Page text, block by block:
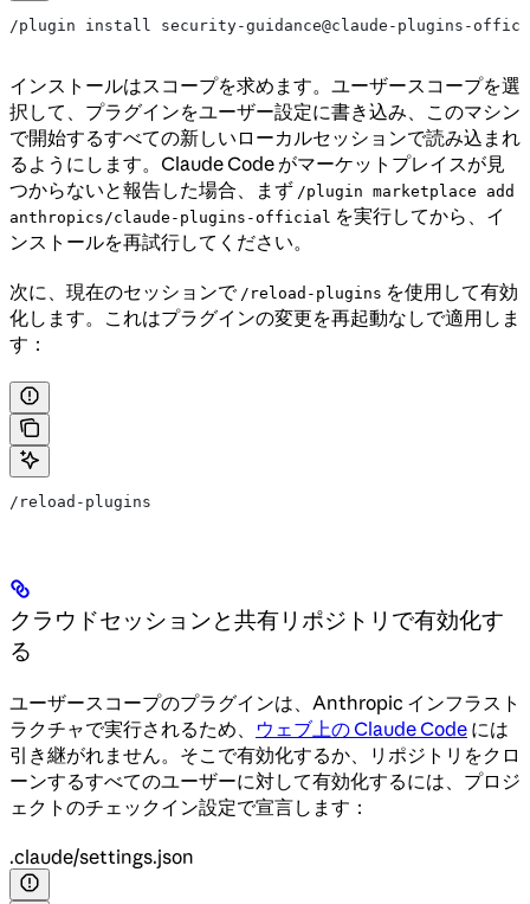
/plugin install security-guidance@claude-plugins-
インストールはスコープを求めます。ユーザースコープを選
択して、プラグインをユーザー設定に書き込み、このマシン
で開始するすべての新しいローカルセッションで読み込まれ
るようにします。Claude Code がマーケットプレイスが見
つからないと報告した場合、まず /plugin marketplace add
anthropics/claude-plugins-official を実行してから、イ
ンストールを再試行してください。
次に、現在のセッションで /reload-plugins を使用して有効
化します。これはプラグインの変更を再起動なしで適用しま
す：
/reload-plugins
クラウドセッションと共有リポジトリで有効化す
る
ユーザースコープのプラグインは、Anthropic インフラスト
ラクチャで実行されるため、 ウェブ上の Claude Code には
引き継がれません。そこで有効化するか、リポジトリをクロ
ーンするすべてのユーザーに対して有効化するには、プロジ
ェクトのチェックイン設定で宣言します：
.claude/settings.json